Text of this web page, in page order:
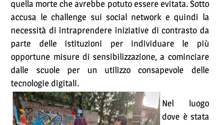
quella morte che avrebbe potuto essere evitata. Sotto
accusa le challenge sui social network e quindi la
necessità di intraprendere iniziative di contrasto da
parte delle istituzioni per individuare le più
opportune misure di sensibilizzazione, a cominciare
dalle scuole per un utilizzo consapevole delle
tecnologie digitali.
Nel luogo
dove è stata